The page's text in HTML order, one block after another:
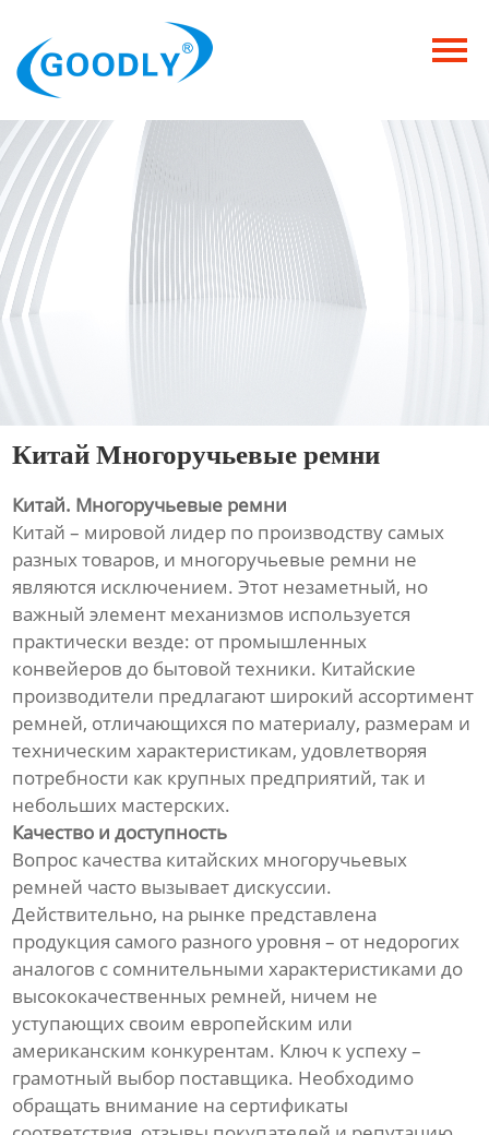
Продукция
ОТРАСЛИ
Категория
Новости
Контакты
Китай Многоручьевые ремни
Китай. Многоручьевые ремни
Китай – мировой лидер по производству самых
разных товаров, и многоручьевые ремни не
являются исключением. Этот незаметный, но
важный элемент механизмов используется
практически везде: от промышленных
конвейеров до бытовой техники. Китайские
производители предлагают широкий ассортимент
ремней, отличающихся по материалу, размерам и
техническим характеристикам, удовлетворяя
потребности как крупных предприятий, так и
небольших мастерских.
Качество и доступность
Вопрос качества китайских многоручьевых
ремней часто вызывает дискуссии.
Действительно, на рынке представлена
продукция самого разного уровня – от недорогих
аналогов с сомнительными характеристиками до
высококачественных ремней, ничем не
уступающих своим европейским или
американским конкурентам. Ключ к успеху –
грамотный выбор поставщика. Необходимо
обращать внимание на сертификаты